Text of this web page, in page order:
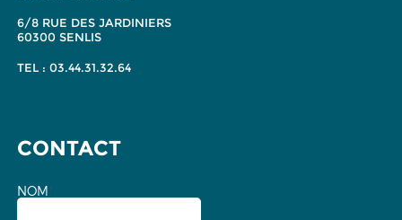
6/8 RUE DES JARDINIERS
60300 SENLIS
TEL : 03.44.31.32.64
CONTACT
NOM